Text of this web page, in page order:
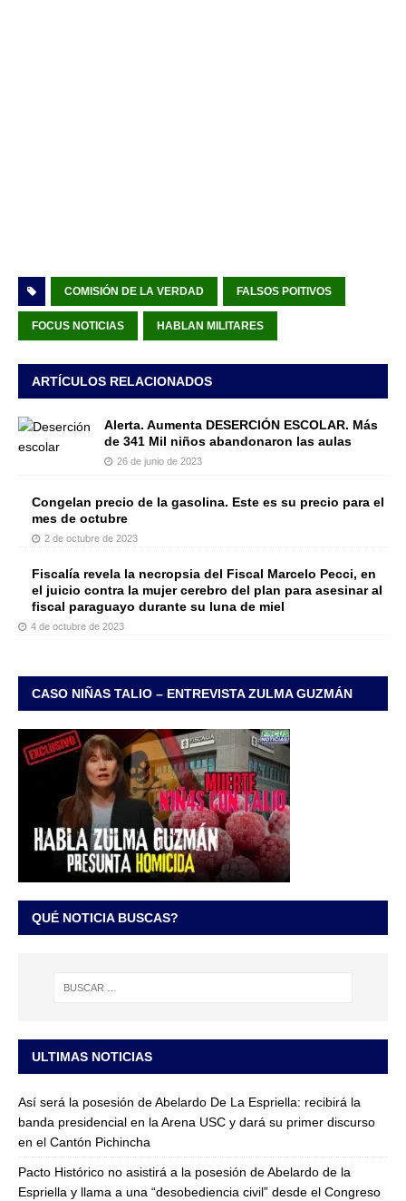
COMISIÓN DE LA VERDAD FALSOS POITIVOS
FOCUS NOTICIAS HABLAN MILITARES
ARTÍCULOS RELACIONADOS
Alerta. Aumenta DESERCIÓN ESCOLAR. Más
de 341 Mil niños abandonaron las aulas
26 de junio de 2023
Congelan precio de la gasolina. Este es su precio para el
mes de octubre
2 de octubre de 2023
Fiscalía revela la necropsia del Fiscal Marcelo Pecci, en
el juicio contra la mujer cerebro del plan para asesinar al
fiscal paraguayo durante su luna de miel
4 de octubre de 2023
CASO NIÑAS TALIO – ENTREVISTA ZULMA GUZMÁN
QUÉ NOTICIA BUSCAS?
ULTIMAS NOTICIAS
Así será la posesión de Abelardo De La Espriella: recibirá la
banda presidencial en la Arena USC y dará su primer discurso
en el Cantón Pichincha
Pacto Histórico no asistirá a la posesión de Abelardo de la
Espriella y llama a una “desobediencia civil” desde el Congreso